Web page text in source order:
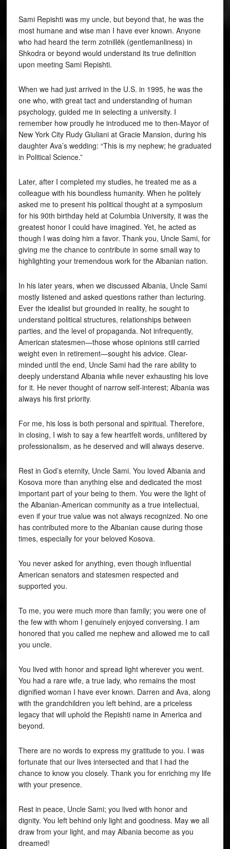
Sami Repishti was my uncle, but beyond that, he was the
most humane and wise man I have ever known. Anyone
who had heard the term zotnillëk (gentlemanliness) in
Shkodra or beyond would understand its true definition
upon meeting Sami Repishti.
When we had just arrived in the U.S. in 1995, he was the
one who, with great tact and understanding of human
psychology, guided me in selecting a university. I
remember how proudly he introduced me to then-Mayor of
New York City Rudy Giuliani at Gracie Mansion, during his
daughter Ava’s wedding: “This is my nephew; he graduated
in Political Science.”
Later, after I completed my studies, he treated me as a
colleague with his boundless humanity. When he politely
asked me to present his political thought at a symposium
for his 90th birthday held at Columbia University, it was the
greatest honor I could have imagined. Yet, he acted as
though I was doing him a favor. Thank you, Uncle Sami, for
giving me the chance to contribute in some small way to
highlighting your tremendous work for the Albanian nation.
In his later years, when we discussed Albania, Uncle Sami
mostly listened and asked questions rather than lecturing.
Ever the idealist but grounded in reality, he sought to
understand political structures, relationships between
parties, and the level of propaganda. Not infrequently,
American statesmen—those whose opinions still carried
weight even in retirement—sought his advice. Clear-
minded until the end, Uncle Sami had the rare ability to
deeply understand Albania while never exhausting his love
for it. He never thought of narrow self-interest; Albania was
always his first priority.
For me, his loss is both personal and spiritual. Therefore,
in closing, I wish to say a few heartfelt words, unfiltered by
professionalism, as he deserved and will always deserve.
Rest in God’s eternity, Uncle Sami. You loved Albania and
Kosova more than anything else and dedicated the most
important part of your being to them. You were the light of
the Albanian-American community as a true intellectual,
even if your true value was not always recognized. No one
has contributed more to the Albanian cause during those
times, especially for your beloved Kosova.
You never asked for anything, even though influential
American senators and statesmen respected and
supported you.
To me, you were much more than family; you were one of
the few with whom I genuinely enjoyed conversing. I am
honored that you called me nephew and allowed me to call
you uncle.
You lived with honor and spread light wherever you went.
You had a rare wife, a true lady, who remains the most
dignified woman I have ever known. Darren and Ava, along
with the grandchildren you left behind, are a priceless
legacy that will uphold the Repishti name in America and
beyond.
There are no words to express my gratitude to you. I was
fortunate that our lives intersected and that I had the
chance to know you closely. Thank you for enriching my life
with your presence.
Rest in peace, Uncle Sami; you lived with honor and
dignity. You left behind only light and goodness. May we all
draw from your light, and may Albania become as you
dreamed!